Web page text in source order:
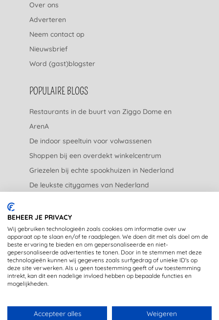
Over ons
Adverteren
Neem contact op
Nieuwsbrief
Word (gast)blogster
POPULAIRE BLOGS
Restaurants in de buurt van Ziggo Dome en
ArenA
De indoor speeltuin voor volwassenen
Shoppen bij een overdekt winkelcentrum
Griezelen bij echte spookhuizen in Nederland
De leukste citygames van Nederland
JURIDISCH
Privacyverklaring
Disclaimer
DE LEUKSTE UITJE DIRECT IN JE MAILBOX? MELD JE AAN
BEHEER JE PRIVACY
Wij gebruiken technologieën zoals cookies om informatie over uw
apparaat op te slaan en/of te raadplegen. We doen dit met als doel om de
beste ervaring te bieden en om gepersonaliseerde en niet-
gepersonaliseerde advertenties te tonen. Door in te stemmen met deze
technologieën kunnen wij gegevens zoals surfgedrag of unieke ID's op
deze site verwerken. Als u geen toestemming geeft of uw toestemming
intrekt, kan dit een nadelige invloed hebben op bepaalde functies en
mogelijkheden.
Accepteer alles Weigeren